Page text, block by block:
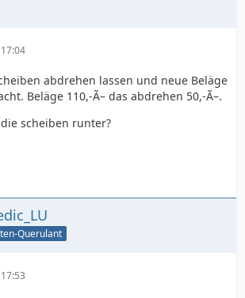
abdrehen lassen und neue Beläge
Beläge 110,-Ã– das abdrehen 50,-Ã–.
scheiben runter?
Querulant